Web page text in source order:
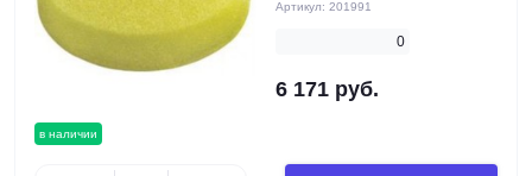
в наличии
Артикул: 201991
0
6 171 руб.